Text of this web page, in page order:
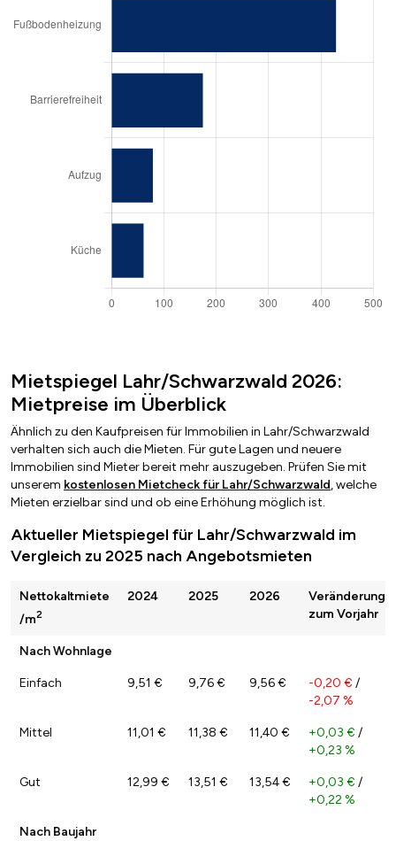
Mietspiegel Lahr/Schwarzwald 2026:
Mietpreise im Überblick
Ähnlich zu den Kaufpreisen für Immobilien in Lahr/Schwarzwald
verhalten sich auch die Mieten. Für gute Lagen und neuere
Immobilien sind Mieter bereit mehr auszugeben. Prüfen Sie mit
unserem kostenlosen Mietcheck für Lahr/Schwarzwald, welche
Mieten erzielbar sind und ob eine Erhöhung möglich ist.
Aktueller Mietspiegel für Lahr/Schwarzwald im
Vergleich zu 2025 nach Angebotsmieten
Nettokaltmiete
/m2
2024 2025 2026
Veränderung
zum Vorjahr
Nach Wohnlage
Einfach 9,51 € 9,76 € 9,56 € -0,20 € /
-2,07 %
Mittel 11,01 € 11,38 € 11,40 € +0,03 € /
+0,23 %
Gut 12,99 € 13,51 € 13,54 € +0,03 € /
+0,22 %
Nach Baujahr